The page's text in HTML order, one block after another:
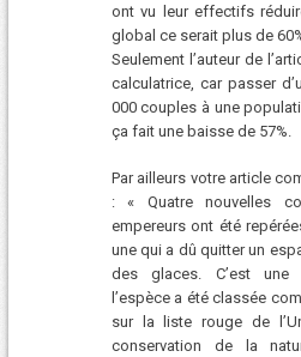
ont vu leur effectifs
global ce serait plus de
Seulement l’auteur de
calculatrice, car passer
000 couples à une
ça fait une baisse de 57%.
Par ailleurs votre article
: « Quatre nouvelles
empereurs ont été
une qui a dû quitter un
des glaces. C’est une
l’espèce a été classée
sur la liste rouge de
conservation de la